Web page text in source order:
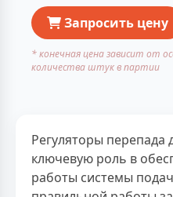
Запросить цену
* конечная цена зависит от
количества штук в партии
Регуляторы перепада
ключевую роль в
работы системы